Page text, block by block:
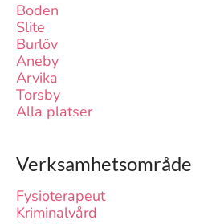
Boden
Slite
Burlöv
Aneby
Arvika
Torsby
Alla platser
Verksamhetsområde
Fysioterapeut
Kriminalvård